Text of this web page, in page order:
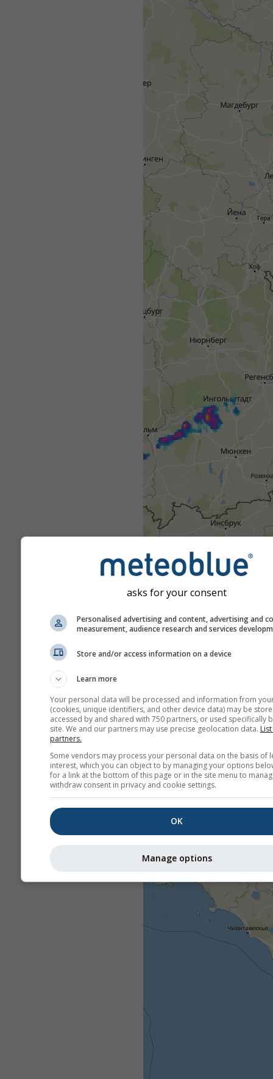
asks for your consent
Personalised advertising and content, advertising and
measurement, audience research and services
Store and/or access information on a device
Learn more
Your personal data will be processed and information from
(cookies, unique identifiers, and other device data) may be
accessed by and shared with 750 partners, or used specifically
site. We and our partners may use precise geolocation data.
partners.
Some vendors may process your personal data on the basis of
interest, which you can object to by managing your options
for a link at the bottom of this page or in the site menu to
withdraw consent in privacy and cookie settings.
OK
Manage options